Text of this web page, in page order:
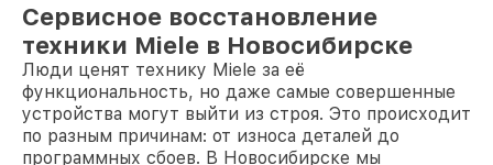
Сервисное восстановление
техники Miele в Новосибирске
Люди ценят технику Miele за её
функциональность, но даже самые совершенные
устройства могут выйти из строя. Это происходит
по разным причинам: от износа деталей до
программных сбоев. В Новосибирске мы